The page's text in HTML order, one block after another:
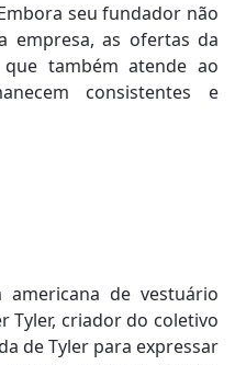
seu fundador não
empresa, as ofertas da
também atende ao
consistentes e
americana de vestuário
Tyler, criador do coletivo
de Tyler para expressar